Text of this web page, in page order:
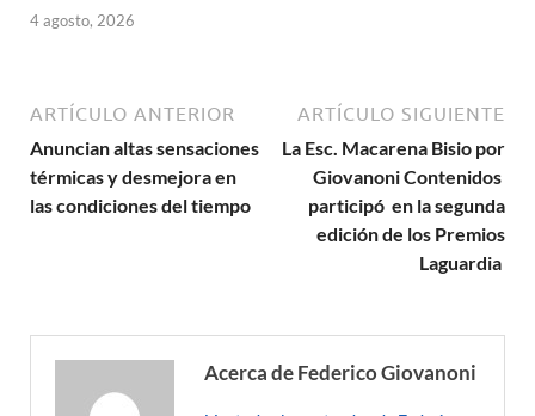
4 agosto, 2026
ARTÍCULO ANTERIOR
Anuncian altas sensaciones
térmicas y desmejora en
las condiciones del tiempo
ARTÍCULO SIGUIENTE
La Esc. Macarena Bisio por
Giovanoni Contenidos
participó en la segunda
edición de los Premios
Laguardia
Acerca de Federico Giovanoni